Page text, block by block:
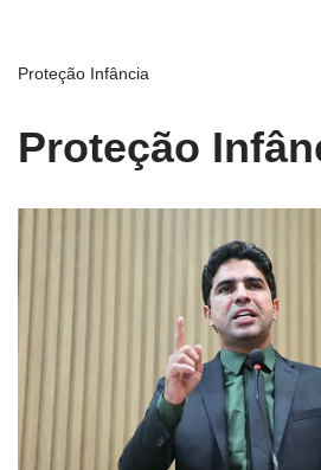
Proteção Infância
Proteção